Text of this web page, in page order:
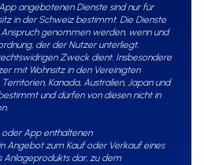
angebotenen Dienste sind nur für
in der Schweiz bestimmt. Die Dienste
genommen werden, wenn und
der der Nutzer unterliegt,
Zweck dient. Insbesondere
mit Wohnsitz in den Vereinigten
Kanada, Australien, Japan und
und dürfen von diesen nicht in
oder App enthaltenen
Angebot zum Kauf oder Verkauf eines
Anlageprodukts dar, zu dem